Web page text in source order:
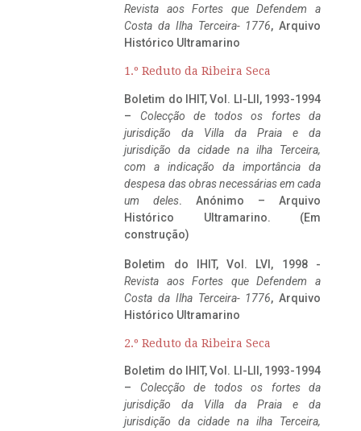
Revista aos Fortes que Defendem a
Costa da Ilha Terceira- 1776, Arquivo
Histórico Ultramarino
1.º Reduto da Ribeira Seca
Boletim do IHIT, Vol. LI-LII, 1993-1994
– Colecção de todos os fortes da
jurisdição da Villa da Praia e da
jurisdição da cidade na ilha Terceira,
com a indicação da importância da
despesa das obras necessárias em cada
um deles. Anónimo – Arquivo
Histórico Ultramarino. (Em
construção)
Boletim do IHIT, Vol. LVI, 1998 -
Revista aos Fortes que Defendem a
Costa da Ilha Terceira- 1776, Arquivo
Histórico Ultramarino
2.º Reduto da Ribeira Seca
Boletim do IHIT, Vol. LI-LII, 1993-1994
– Colecção de todos os fortes da
jurisdição da Villa da Praia e da
jurisdição da cidade na ilha Terceira,